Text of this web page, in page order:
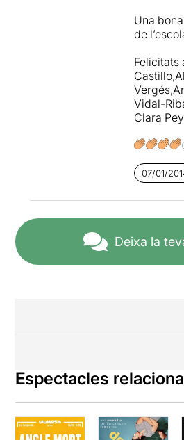
Una
de
Felicitats
Vidal-
Clara
07/01/
Deixa la
Espectacles